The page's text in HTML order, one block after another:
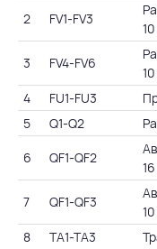
2 FV1-FV3
3 FV4-FV6
4 FU1-FU3
5
Q1-Q2
6
QF1-QF2
7 QF1-QF3
8 TA1-TA3